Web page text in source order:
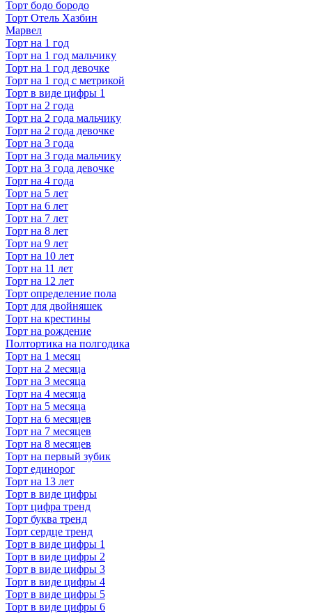
Торт бодо бородо
Торт Отель Хазбин
Марвел
Торт на 1 год
Торт на 1 год мальчику
Торт на 1 год девочке
Торт на 1 год с метрикой
Торт в виде цифры 1
Торт на 2 года
Торт на 2 года мальчику
Торт на 2 года девочке
Торт на 3 года
Торт на 3 года мальчику
Торт на 3 года девочке
Торт на 4 года
Торт на 5 лет
Торт на 6 лет
Торт на 7 лет
Торт на 8 лет
Торт на 9 лет
Торт на 10 лет
Торт на 11 лет
Торт на 12 лет
Торт определение пола
Торт для двойняшек
Торт на крестины
Торт на рождение
Полтортика на полгодика
Торт на 1 месяц
Торт на 2 месяца
Торт на 3 месяца
Торт на 4 месяца
Торт на 5 месяца
Торт на 6 месяцев
Торт на 7 месяцев
Торт на 8 месяцев
Торт на первый зубик
Торт единорог
Торт на 13 лет
Торт в виде цифры
Торт цифра тренд
Торт буква тренд
Торт сердце тренд
Торт в виде цифры 1
Торт в виде цифры 2
Торт в виде цифры 3
Торт в виде цифры 4
Торт в виде цифры 5
Торт в виде цифры 6